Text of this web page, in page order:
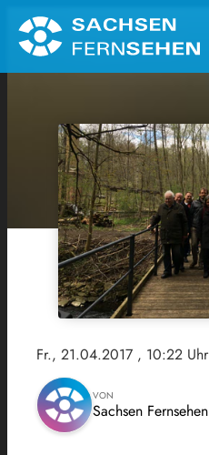
Fr., 21.04.2017 , 10:22 Uhr
VON
Sachsen Fernsehen